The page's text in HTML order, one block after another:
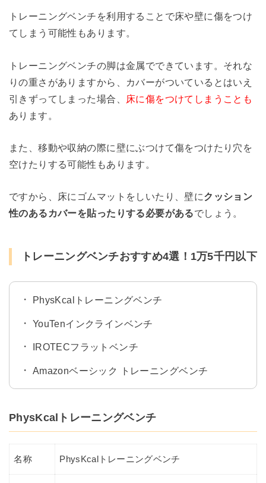
トレーニングベンチを利用することで床や壁に傷をつけ
てしまう可能性もあります。
トレーニングベンチの脚は金属でできています。それな
りの重さがありますから、カバーがついているとはいえ
引きずってしまった場合、
床に傷をつけてしまうことも
あります。
また、移動や収納の際に壁にぶつけて傷をつけたり穴を
空けたりする可能性もあります。
ですから、床にゴムマットをしいたり、壁にクッション
性のあるカバーを貼ったりする必要があるでしょう。
トレーニングベンチおすすめ4選！1万5千円以下
PhysKcalトレーニングベンチ
YouTenインクラインベンチ
IROTECフラットベンチ
Amazonベーシック トレーニングベンチ
PhysKcalトレーニングベンチ
名称 PhysKcalトレーニングベンチ